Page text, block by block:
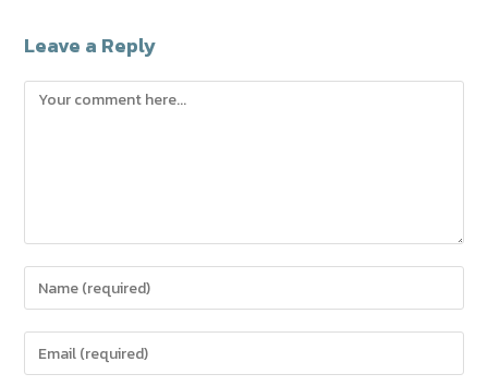
Leave a Reply
Comment
Enter
your
name
Enter
your